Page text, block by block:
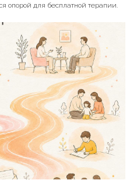
опорой для бесплатной терапии.